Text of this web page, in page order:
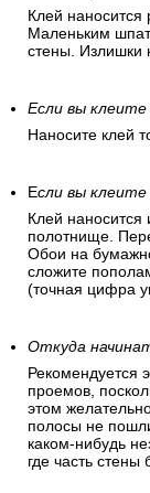
Клей
Маленьким
стены. Излишки
Если вы клеите
Наносите клей
Если вы
Клей наносится
полотнище.
Обои на
сложите
(точная цифра
Откуда
Рекомендуется
проемов,
этом
полосы не
каком-нибудь
где часть